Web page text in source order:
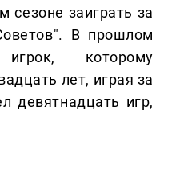
заиграть за
В прошлом
которому
лет, играя за
девятнадцать игр,